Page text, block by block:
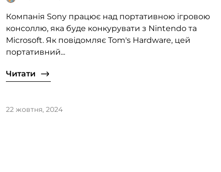
Компанія Sony працює над портативною ігровою
консоллю, яка буде конкурувати з Nintendo та
Microsoft. Як повідомляє Tom's Hardware, цей
портативний...
Читати
22 жовтня, 2024